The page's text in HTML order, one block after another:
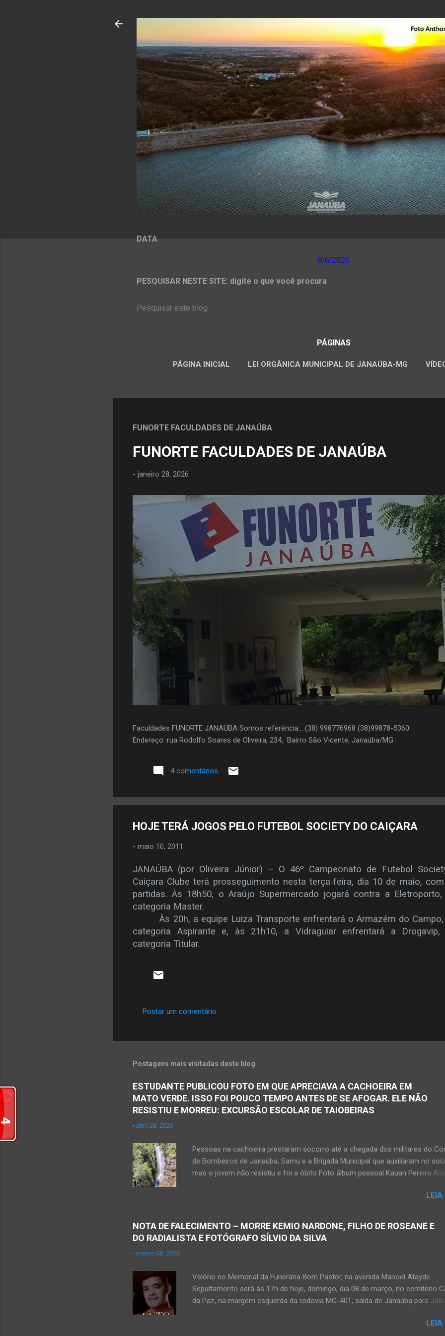
DATA
8/6/2026
PESQUISAR NESTE SITE: digite o que você procura
PÁGINAS
PÁGINA INICIAL LEI ORGÂNICA MUNICIPAL DE JANAÚBA-MG
FUNORTE FACULDADES DE JANAÚBA
FUNORTE FACULDADES DE JANAÚBA
- janeiro 28, 2026
Faculdades FUNORTE JANAÚBA Somos referência... (38) 998776968 (38)99878-5360
Endereço: rua Rodolfo Soares de Oliveira, 234, Bairro São Vicente, Janaúba/MG.
4 comentários
HOJE TERÁ JOGOS PELO FUTEBOL SOCIETY DO CAIÇARA
- maio 10, 2011
JANAÚBA (por Oliveira Júnior) – O 46º Campeonato de Futebol
Caiçara Clube terá prosseguimento nesta terça-feira, dia 10 de maio,
partidas. Às 18h50, o Araújo Supermercado jogará contra a Eletroporto,
categoria Master.
Às 20h, a equipe Luiza Transporte enfrentará o Armazém do
categoria Aspirante e, às 21h10, a Vidraguiar enfrentará a Drogavip,
categoria Titular.
e
t
á
o
s
Postar um comentário
Postagens mais visitadas deste blog
ESTUDANTE PUBLICOU FOTO EM QUE APRECIAVA A CACHOEIRA EM
MATO VERDE. ISSO FOI POUCO TEMPO ANTES DE SE AFOGAR. ELE NÃO
RESISTIU E MORREU: EXCURSÃO ESCOLAR DE TAIOBEIRAS
-abril 28, 2026
Pessoas na cachoeira prestaram socorro até a chegada dos militares do
de Bombeiros de Janaúba, Samu e a Brigada Municipal que auxiliaram no
mas o jovem não resistiu e foi a óbito Foto álbum pessoal Kauan Pereira
Mato Verde, pouco tempo antes de se afogar e depois vir a óbito nesta
feira, dia 28 de abril de 2026. Foto álbum pessoal Kauan Pereira Alves.
Populares, Corpo de Bombeiros Militar, Samu e Brigada Municipal socorrem
estudante que se afogou em cachoeira em Mato Verde nesta terça-feira, dia
Minas. Um adolescente de 16 anos morreu após se afogar na Cachoeira de
Rosa, localizada na zona rural de Ma...
LEIA
NOTA DE FALECIMENTO – MORRE KEMIO NARDONE, FILHO DE ROSEANE E
DO RADIALISTA E FOTÓGRAFO SÍLVIO DA SILVA
-março 08, 2026
Velório no Memorial da Funerária Bom Pastor, na avenida Manoel Atayde
Sepultamento será às 17h de hoje, domingo, dia 08 de março, no cemitério
da Paz, na margem esquerda da rodovia MG-401, saída de Janaúba para Jaíba
desse sábado, dia 7 de março, a informação da partida eterna do jovemLEIA